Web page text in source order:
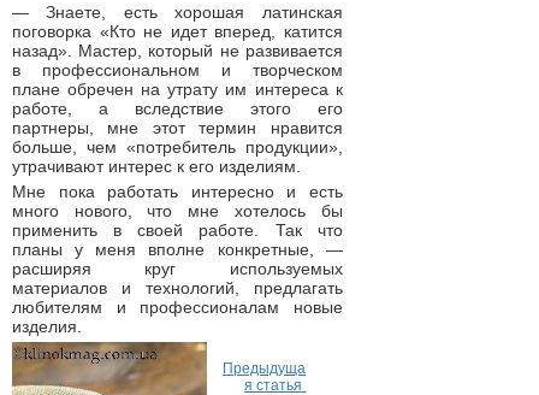
— Знаете, есть хорошая латинская
поговорка «Кто не идет вперед, катится
назад». Мастер, который не развивается
в профессиональном и творческом
плане обречен на утрату им интереса к
работе, а вследствие этого его
партнеры, мне этот термин нравится
больше, чем «потребитель продукции»,
утрачивают интерес к его изделиям.
Мне пока работать интересно и есть
много нового, что мне хотелось бы
применить в своей работе. Так что
планы у меня вполне конкретные, —
расширяя круг используемых
материалов и технологий, предлагать
любителям и профессионалам новые
изделия.
Предыдуща
я статья